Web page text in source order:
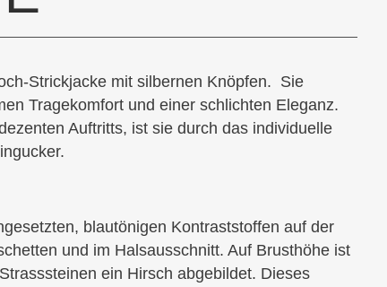
Strickjacke mit silbernen Knöpfen. Sie
Tragekomfort und einer schlichten Eleganz.
Auftritts, ist sie durch das individuelle
blautönigen Kontraststoffen auf der
und im Halsausschnitt. Auf Brusthöhe ist
ein Hirsch abgebildet. Dieses